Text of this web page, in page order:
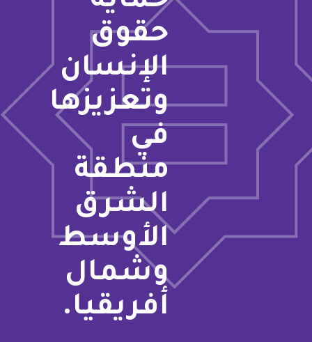
حقوق
الإنسان
وتعزيزها
في
منطقة
الشرق
الأوسط
وشمال
أفريقيا.